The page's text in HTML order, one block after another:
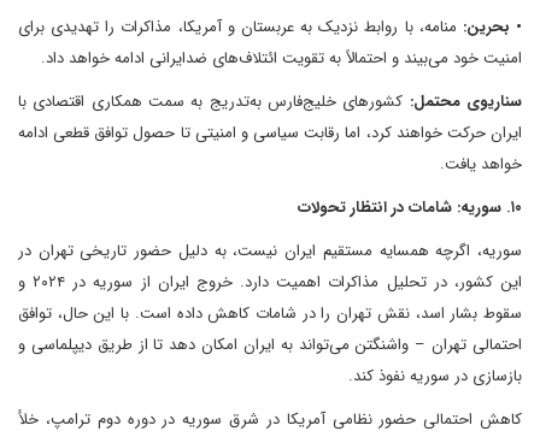
• بحرین: منامه، با روابط نزدیک به عربستان و آمریکا، مذاکرات را تهدیدی برای
امنیت خود می‌بیند و احتمالاً به تقویت ائتلاف‌های ضدایرانی ادامه خواهد داد.
سناریوی محتمل: کشورهای خلیج‌فارس به‌تدریج به سمت همکاری اقتصادی با
ایران حرکت خواهند کرد، اما رقابت سیاسی و امنیتی تا حصول توافق قطعی ادامه
خواهد یافت.
۱۰. سوریه: شامات در انتظار تحولات
سوریه، اگرچه همسایه مستقیم ایران نیست، به دلیل حضور تاریخی تهران در
این کشور، در تحلیل مذاکرات اهمیت دارد. خروج ایران از سوریه در ۲۰۲۴ و
سقوط بشار اسد، نقش تهران را در شامات کاهش داده است. با این حال، توافق
احتمالی تهران – واشنگتن می‌تواند به ایران امکان دهد تا از طریق دیپلماسی و
بازسازی در سوریه نفوذ کند.
کاهش احتمالی حضور نظامی آمریکا در شرق سوریه در دوره دوم ترامپ، خلأ